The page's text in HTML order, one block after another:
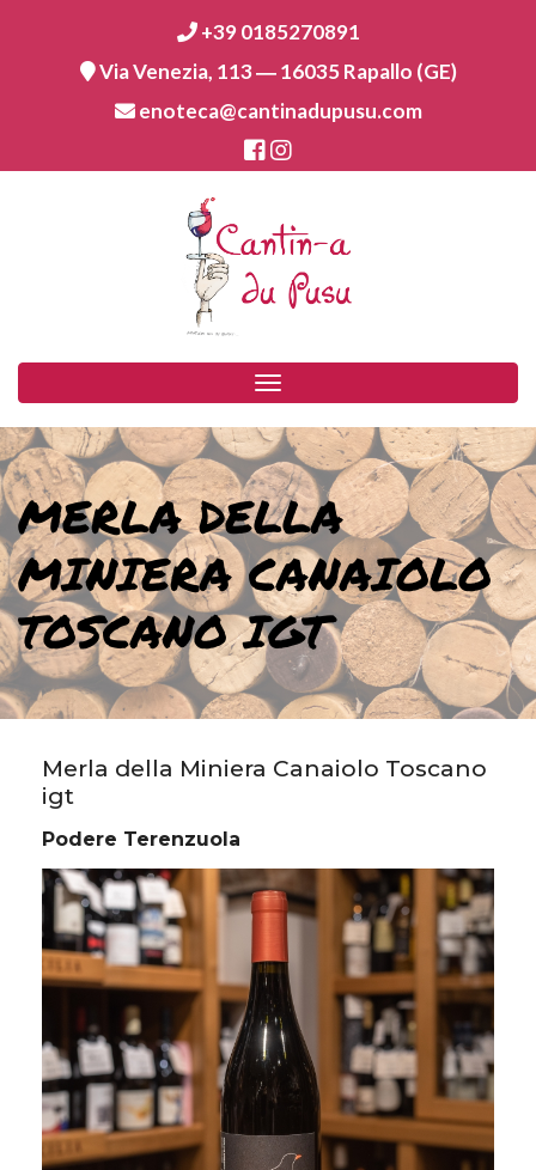
+39 0185270891
Via Venezia, 113 ― 16035 Rapallo (GE)
enoteca@cantinadupusu.com
Toggle
navigation
MERLA DELLA
MINIERA CANAIOLO
TOSCANO IGT
Merla della Miniera Canaiolo Toscano
igt
Podere Terenzuola